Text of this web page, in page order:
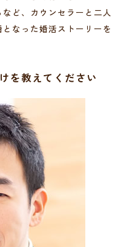
ど、カウンセラーと二人
なった婚活ストーリーを
を教えてください